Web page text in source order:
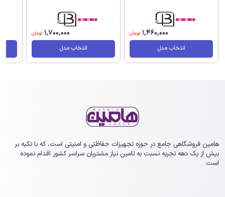
1,460,000 تومان
انتخاب مدل
1,700,000 تومان
انتخاب مدل
هامین فروشگاهی جامع در حوزه تجهیزات حفاظتی و امنیتی است، که با تکیه بر
بیش از یک ‏دهه تجربه نسبت به تامین نیاز مشتریان سراسر کشور اقدام نموده
است.